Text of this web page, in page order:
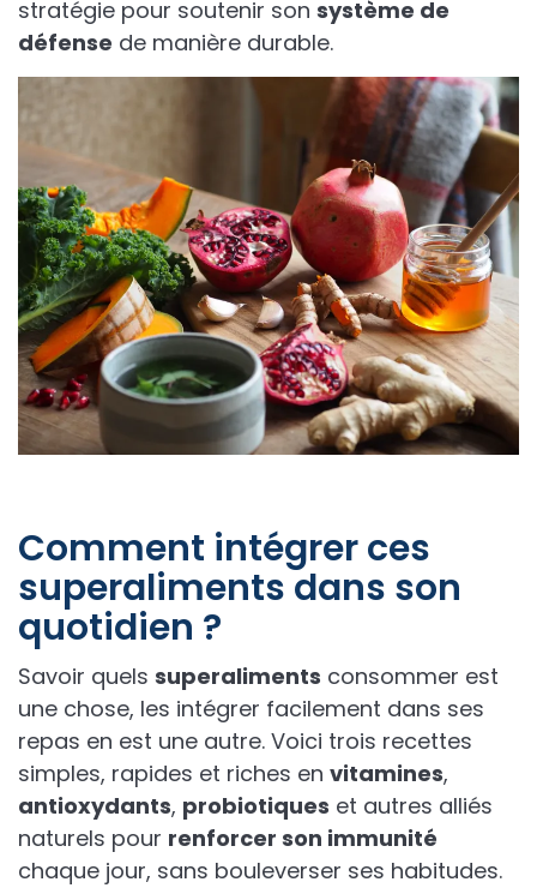
stratégie pour soutenir son système de
défense de manière durable.
Comment intégrer ces
superaliments dans son
quotidien ?
Savoir quels superaliments consommer est
une chose, les intégrer facilement dans ses
repas en est une autre. Voici trois recettes
simples, rapides et riches en vitamines,
antioxydants, probiotiques et autres alliés
naturels pour renforcer son immunité
chaque jour, sans bouleverser ses habitudes.